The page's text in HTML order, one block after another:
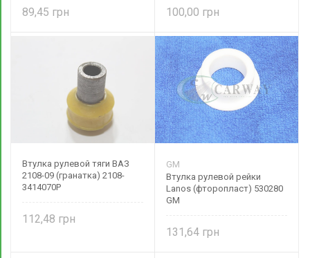
89,45 100,00
Втулка рулевой тяги ВАЗ
2108-09 (гранатка) 2108-
3414070Р
112,48
GM
Втулка рулевой рейки
Lanos (фторопласт) 530280
GM
131,64